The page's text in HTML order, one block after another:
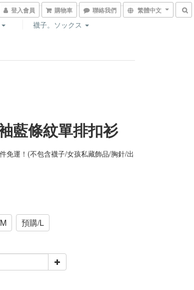
登入會員 購物車 聯絡我們 繁體中文
襪子。ソックス
藍條紋單排扣衫
免運！(不包含襪子/女孩私藏飾品/胸針/出
預購/L